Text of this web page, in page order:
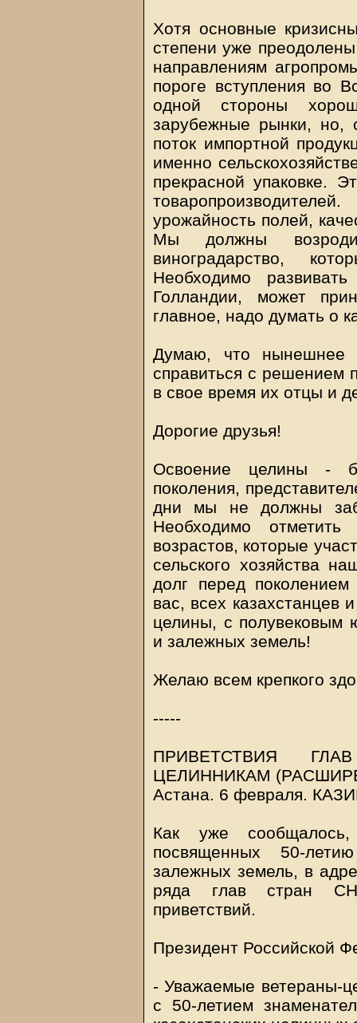
Хотя основные
степени уже
направлениям
пороге вступления во
одной стороны
зарубежные рынки, но,
поток импортной
именно
прекрасной упаковке.
урожайность полей,
Мы должны
виноградарство,
Необходимо
Голландии, может
главное, надо думать о
Думаю, что нынешнее
справиться с решением
в свое время их отцы и
Дорогие друзья!
Освоение целины -
поколения,
дни мы не должны
Необходимо
возрастов, которые
сельского хозяйства
долг перед
вас, всех казахстанцев
целины, с полувековым
и залежных земель!
Желаю всем крепкого
-----
ПРИВЕТСТВИЯ
ЦЕЛИННИКАМ
Астана. 6 февраля.
Как уже
посвященных 50-
залежных земель, в
ряда глав стран
приветствий.
Президент Российской
- Уважаемые ветераны-
с 50-летием